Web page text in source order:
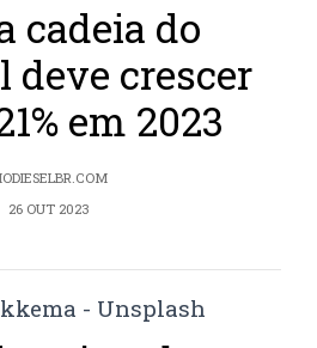
cadeia do
deve crescer
em 2023
26 OUT 2023